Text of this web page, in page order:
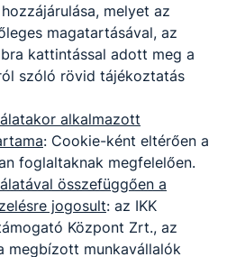
melyet az
magatartásával, az
kattintással adott meg a
szóló rövid tájékoztatás
alkalmazott
: Cookie-ként eltérően a
foglaltaknak megfelelően.
összefüggően a
jogosult: az IKK
Központ Zrt., az
megbízott munkavállalók